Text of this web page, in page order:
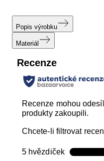
Popis výrobku
Materiál
Recenze
Recenze mohou
produkty zakoupili.
Chcete-li filtrovat
5 hvězdičekhvězdičky